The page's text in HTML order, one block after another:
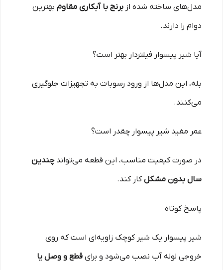
مدل‌های ساخته شده از برنج با آبکاری مقاوم بهترین
دوام را دارند.
آیا شیر پیسوار فیلتردار بهتر است؟
بله، این مدل‌ها از ورود رسوبات به تجهیزات جلوگیری
می‌کنند.
عمر مفید شیر پیسوار چقدر است؟
در صورت کیفیت مناسب، این قطعه می‌تواندچندین
سال بدون مشکلکار کند.
پاسخ کوتاه
شیر پیسوار یک شیر کوچک زاویه‌ای است که روی
خروجی لوله آب نصب می‌شود و برای قطع و وصل یا